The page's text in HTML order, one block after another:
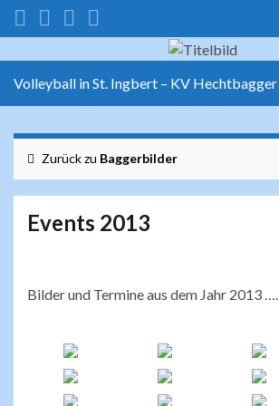
Volleyball in St. Ingbert – KV Hechtbagger
Zurück zu Baggerbilder
Events 2013
Bilder und Termine aus dem Jahr 2013 ….